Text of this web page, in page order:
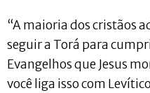
“A maioria dos cristãos
seguir a Torá para
Evangelhos que Jesus
você liga isso com